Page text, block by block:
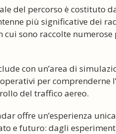
del percorso è costituto
più significative dei
cui sono raccolte
con un’area di
per comprenderne
del traffico aereo.
offre un’esperienza
e futuro: dagli